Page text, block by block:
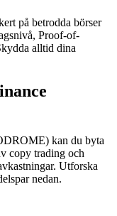
på betrodda börser
Proof-of-
alltid dina
kan du byta
copy trading och
Utforska
nedan.